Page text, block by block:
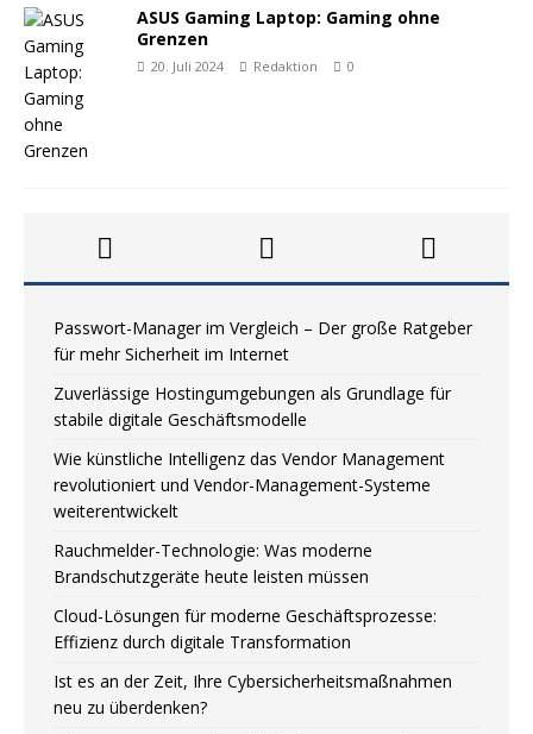
ASUS Gaming Laptop: Gaming ohne
Grenzen
20. Juli 2024 Redaktion 0
Passwort-Manager im Vergleich – Der große Ratgeber
für mehr Sicherheit im Internet
Zuverlässige Hostingumgebungen als Grundlage für
stabile digitale Geschäftsmodelle
Wie künstliche Intelligenz das Vendor Management
revolutioniert und Vendor-Management-Systeme
weiterentwickelt
Rauchmelder-Technologie: Was moderne
Brandschutzgeräte heute leisten müssen
Cloud-Lösungen für moderne Geschäftsprozesse:
Effizienz durch digitale Transformation
Ist es an der Zeit, Ihre Cybersicherheitsmaßnahmen
neu zu überdenken?